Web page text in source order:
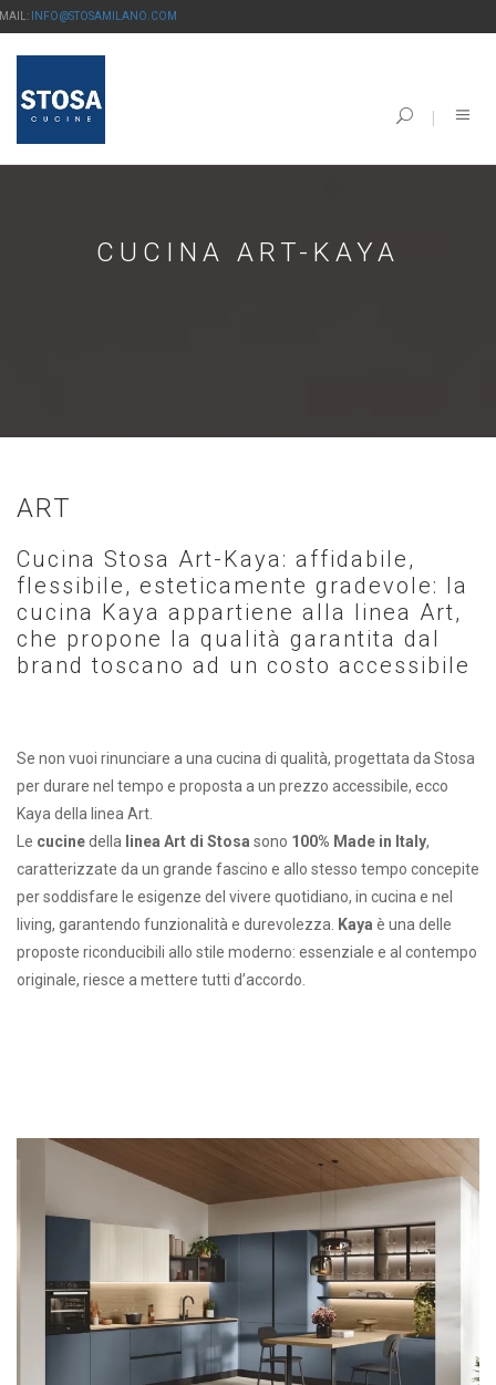
INFO@STOSAMILANO.COM
CUCINA ART-KAYA
ART
Cucina Stosa Art-Kaya: affidabile,
flessibile, esteticamente gradevole: la
cucina Kaya appartiene alla linea Art,
che propone la qualità garantita dal
brand toscano ad un costo accessibile
Se non vuoi rinunciare a una cucina di qualità, progettata da Stosa
per durare nel tempo e proposta a un prezzo accessibile, ecco
Kaya della linea Art.
Le cucinedella linea Art di Stosa sono 100% Made in Italy,
caratterizzate da un grande fascino e allo stesso tempo concepite
per soddisfare le esigenze del vivere quotidiano, in cucina e nel
living, garantendo funzionalità e durevolezza.
Kaya è una delle
proposte riconducibili allo stile moderno: essenziale e al contempo
originale, riesce a mettere tutti d’accordo.